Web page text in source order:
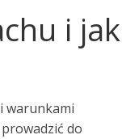
i jak
warunkami
do